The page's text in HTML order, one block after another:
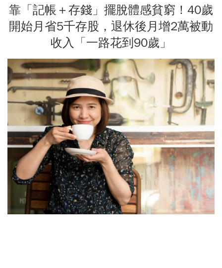
靠「記帳＋存錢」擺脫體感貧窮！40歲
開始月省5千存股，退休後月增2萬被動
收入「一路花到90歲」